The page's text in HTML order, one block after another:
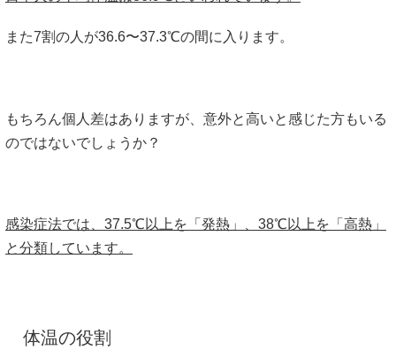
また7割の人が36.6〜37.3℃の間に入ります。
もちろん個人差はありますが、意外と高いと感じた方もいる
のではないでしょうか？
感染症法では、37.5℃以上を「発熱」、38℃以上を「高熱」
と分類しています。
体温の役割